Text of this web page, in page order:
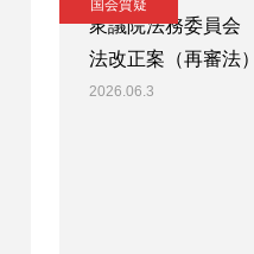
国会質疑
衆議院法務委員
法改正案（再審法
2026.06.3